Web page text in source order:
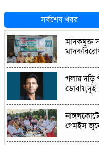
সর্বশেষ খবর
মাদকমুক্ত
গলায় দড়ি
ডোবায়,দুই
গেমইস